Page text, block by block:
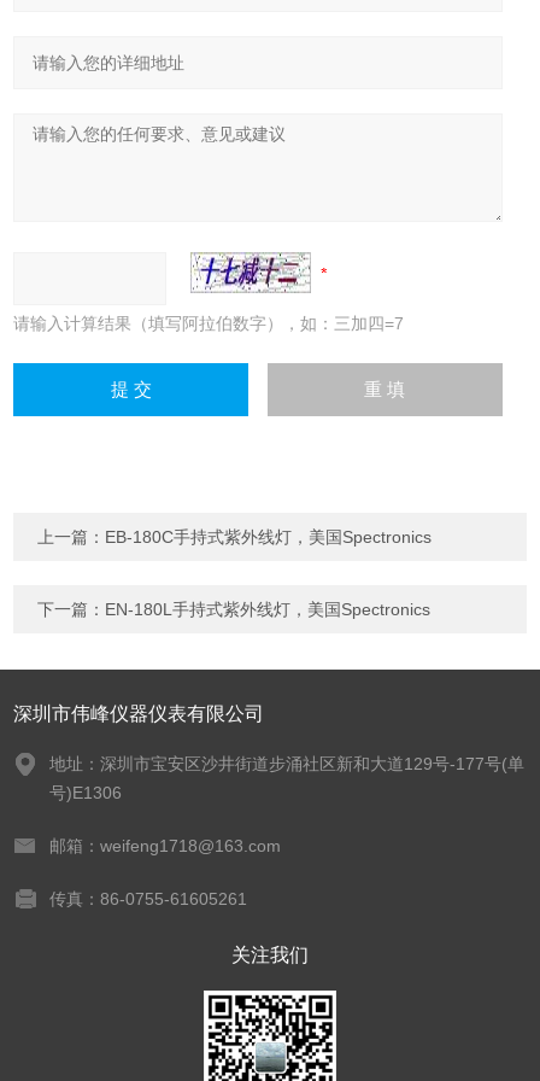
请输入计算结果（填写阿拉伯数字），如：三加四=7
上一篇： EB-180C手持式紫外线灯，美国Spectronics
下一篇： EN-180L手持式紫外线灯，美国Spectronics
深圳市伟峰仪器仪表有限公司
地址：深圳市宝安区沙井街道步涌社区新和大道129号-177号(单
号)E1306
邮箱：weifeng1718@163.com
传真：86-0755-61605261
关注我们